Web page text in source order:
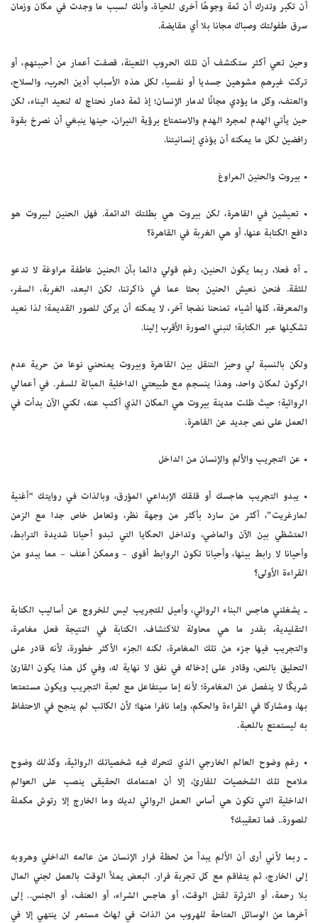
أن تكبر وتدرك أن ثمة وجوهًا أخرى للحياة، وأنك لسبب ما وجدت في مكان وزمان
سرق طفولتك وصباك مجانا بلا أي مقايضة.
وحين تعي أكثر ستكتشف أن تلك الحروب اللعينة، قصفت أعمار من أحببتهم، أو
تركت غيرهم مشوهين جسديا أو نفسيا، لكل هذه الأسباب أدين الحرب، والسلاح،
والعنف، وكل ما يؤدي مجانًا لدمار الإنسان؛ إذ ثمة دمار نحتاج له لنعيد البناء، لكن
حين يأتي الهدم لمجرد الهدم والاستمتاع برؤية النيران، حينها ينبغي أن نصرخ بقوة
رافضين لكل ما يمكنه أن يؤذي إنسانيتنا.
• بيروت والحنين المراوغ
• تعيشين في القاهرة، لكن بيروت هي بطلتك الدائمة. فهل الحنين لبيروت هو
دافع الكتابة عنها، أو هي الغربة في القاهرة؟
ـ آه فعلا، ربما يكون الحنين، رغم قولي دائما بأن الحنين عاطفة مراوغة لا تدعو
للثقة. فنحن نعيش الحنين بحثا عما في ذاكرتنا، لكن البعد، الغربة، السفر،
والمعرفة، كلها أشياء تمنحنا نضجا آخر، لا يمكنه أن يركن للصور القديمة؛ لذا نعيد
تشكيلها عبر الكتابة؛ لنبني الصورة الأقرب إلينا.
ولكن بالنسبة لي وحيز التنقل بين القاهرة وبيروت يمنحني نوعا من حرية عدم
الركون لمكان واحد، وهذا ينسجم مع طبيعتي الداخلية الميالة للسفر. في أعمالي
الروائية؛ حيث ظلت مدينة بيروت هي المكان الذي أكتب عنه، لكني الآن بدأت في
العمل على نص جديد عن القاهرة.
• عن التجريب والألم والإنسان من الداخل
• يبدو التجريب هاجسك أو قلقك الإبداعي المؤرق، وبالذات في روايتك “أغنية
لمارغريت”، أكثر من سارد بأكثر من وجهة نظر، وتعامل خاص جدا مع الزمن
المتشظي بين الآن والماضي، وتداخل الحكايا التي تبدو أحيانا شديدة الترابط،
وأحيانا لا رابط بينها، وأحيانا تكون الروابط أقوى – وممكن أعنف – مما يبدو من
القراءة الأولى؟
ـ يشغلني هاجس البناء الروائي، وأميل للتجريب ليس للخروج عن أساليب الكتابة
التقليدية، بقدر ما هي محاولة للاكتشاف. الكتابة في النتيجة فعل مغامرة،
والتجريب فيها جزء من تلك المغامرة، لكنه الجزء الأكثر خطورة، لأنه قادر على
التحليق بالنص، وقادر على إدخاله في نفق لا نهاية له، وفي كل هذا يكون القارئ
شريكًا لا ينفصل عن المغامرة؛ لأنه إما سيتفاعل مع لعبة التجريب ويكون مستمتعا
بها، ومشاركا في القراءة والحكم، وإما نافرا منها؛ لأن الكاتب لم ينجح في الاحتفاظ
به ليستمتع باللعبة.
• رغم وضوح العالم الخارجي الذي تتحرك فيه شخصياتك الروائية، وكذلك وضوح
ملامح تلك الشخصيات للقارئ، إلا أن اهتمامك الحقيقى ينصب على العوالم
الداخلية التي تكون هي أساس العمل الروائي لديك وما الخارج إلا رتوش مكملة
للصورة.. فما تعقيبك؟
ـ ربما لأني أرى أن الألم يبدأ من لحظة فرار الإنسان من عالمه الداخلي وهروبه
إلى الخارج، ثم يتفاقم مع كل تجربة فرار. البعض يملأ الوقت بالعمل لجني المال
بلا رحمة، أو الثرثرة لقتل الوقت، أو هاجس الشراء، أو العنف، أو الجنس.. إلى
آخرها من الوسائل المتاحة للهروب من الذات في لهاث مستمر لن ينتهي إلا في